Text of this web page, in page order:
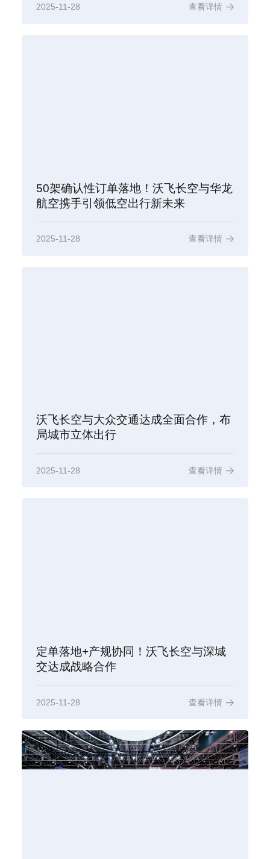
2025-11-28 查看详情
50架确认性订单落地！沃飞长空与华龙
航空携手引领低空出行新未来
2025-11-28 查看详情
沃飞长空与大众交通达成全面合作，布
局城市立体出行
2025-11-28 查看详情
定单落地+产规协同！沃飞长空与深城
交达成战略合作
2025-11-28 查看详情